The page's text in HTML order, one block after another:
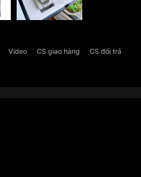
Video CS giao hàng CS đổi trả